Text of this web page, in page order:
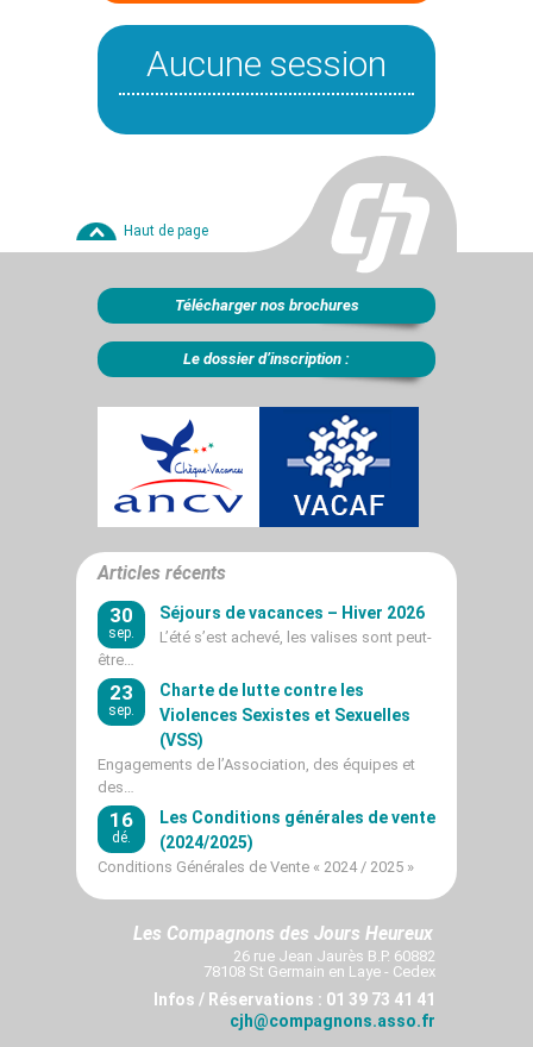
Aucune session
Haut de page
Télécharger nos brochures
Le dossier d’inscription :
Articles récents
30
sep.
Séjours de vacances – Hiver 2026
L’été s’est achevé, les valises sont peut-
être…
23
sep.
Charte de lutte contre les
Violences Sexistes et Sexuelles
(VSS)
Engagements de l’Association, des équipes et
des…
16
dé.
Les Conditions générales de vente
(2024/2025)
Conditions Générales de Vente « 2024 / 2025 »
Les Compagnons des Jours Heureux
26 rue Jean Jaurès B.P. 60882
78108 St Germain en Laye - Cedex
Infos / Réservations : 01 39 73 41 41
cjh@compagnons.asso.fr